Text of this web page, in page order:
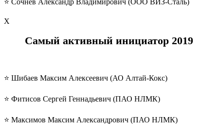
Х
Самый активный инициатор 2019
⭐️ Шибаев Максим Алексеевич (АО Алтай-Кокс)
⭐️ Фитисов Сергей Геннадьевич (ПАО НЛМК)
⭐️ Максимов Максим Александрович (ПАО НЛМК)